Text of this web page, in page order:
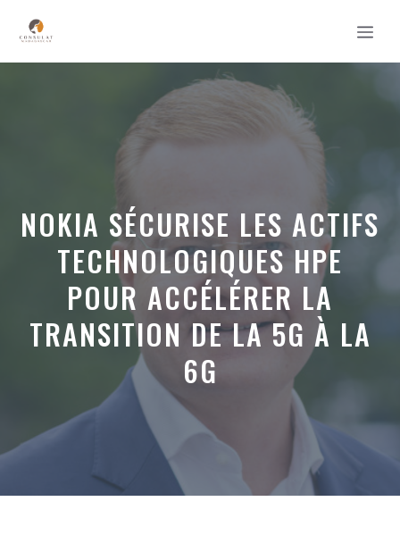
contenu
NOKIA SÉCURISE LES ACTIFS
TECHNOLOGIQUES HPE
POUR ACCÉLÉRER LA
TRANSITION DE LA 5G À LA
6G